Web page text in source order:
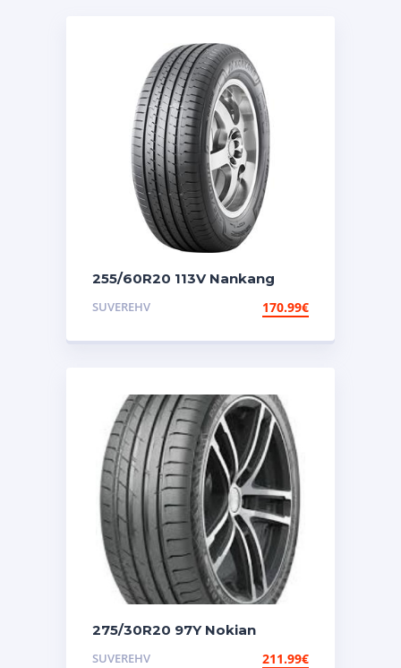
255/60R20 113V Nankang
SUVEREHV 170.99€
275/30R20 97Y Nokian
SUVEREHV 211.99€